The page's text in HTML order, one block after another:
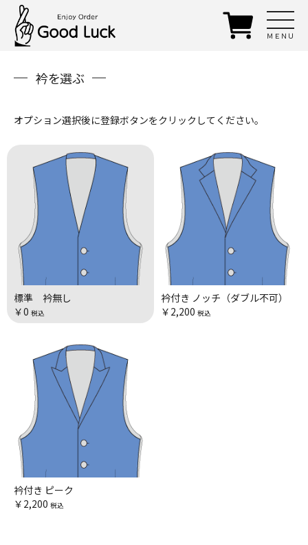
ＭＥＮＵ
衿を選ぶ
オプション選択後に登録ボタンをクリックしてください。
標準 衿無し
￥0 税込
衿付き ノッチ（ダブル不可）
￥2,200 税込
衿付き ピーク
￥2,200 税込